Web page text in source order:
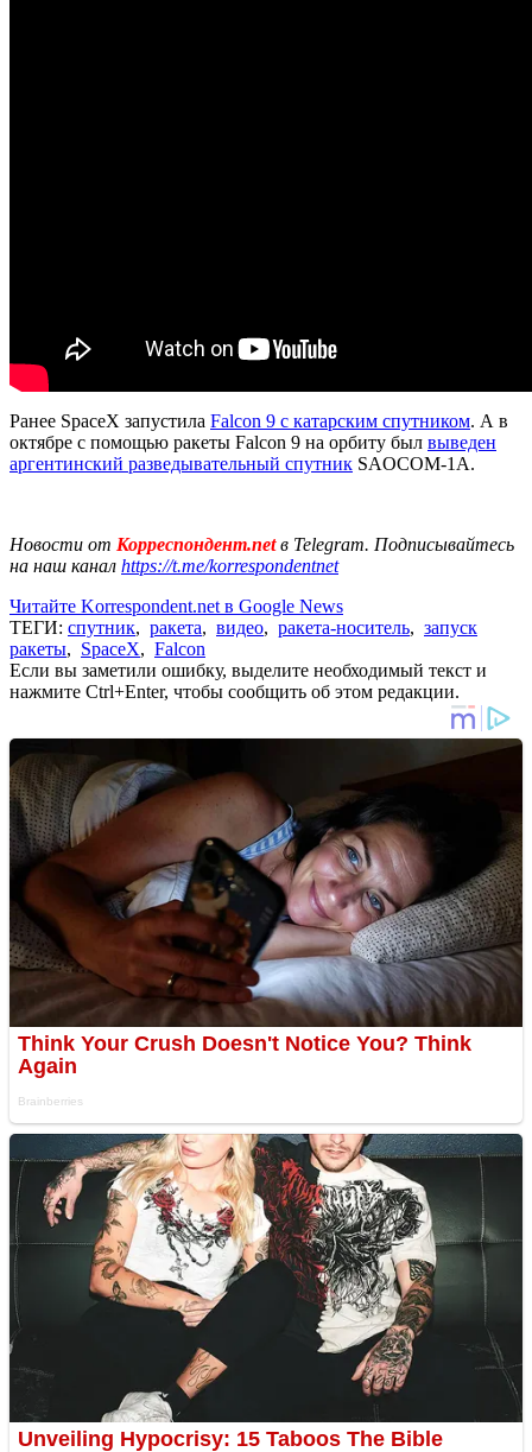
Ранее SpaceX запустила Falcon 9 с катарским спутником. А в
октябре с помощью ракеты Falcon 9 на орбиту был выведен
аргентинский разведывательный спутник SAOCOM-1A.
Новости от Корреспондент.netв Telegram. Подписывайтесь
на наш канал https://t.me/korrespondentnet
Читайте Korrespondent.net в Google News
ТЕГИ: спутник, ракета, видео, ракета-носитель, запуск
ракеты, SpaceX, Falcon
Если вы заметили ошибку, выделите необходимый текст и
нажмите Ctrl+Enter, чтобы сообщить об этом редакции.